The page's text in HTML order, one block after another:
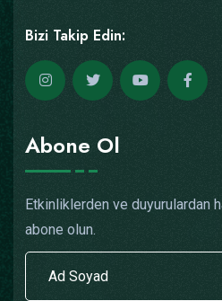
Bizi Takip Edin:
Abone Ol
Etkinliklerden ve duyurulardan
abone olun.